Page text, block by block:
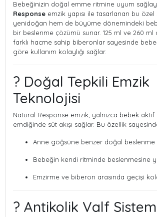
Bebeğinizin doğal emme ritmine uyum
Response emzik yapısı ile tasarlanan bu özel
yenidoğan hem de büyüme dönemindeki
bir beslenme çözümü sunar. 125 ml ve 260 ml
farklı hacme sahip biberonlar sayesinde
göre kullanım kolaylığı sağlar.
? Doğal Tepkili Emzik
Teknolojisi
Natural Response emzik, yalnızca bebek
emdiğinde süt akışı sağlar. Bu özellik
Anne göğsüne benzer doğal beslenme
Bebeğin kendi ritminde beslenmesine
Emzirme ve biberon arasında geçişi
? Antikolik Valf